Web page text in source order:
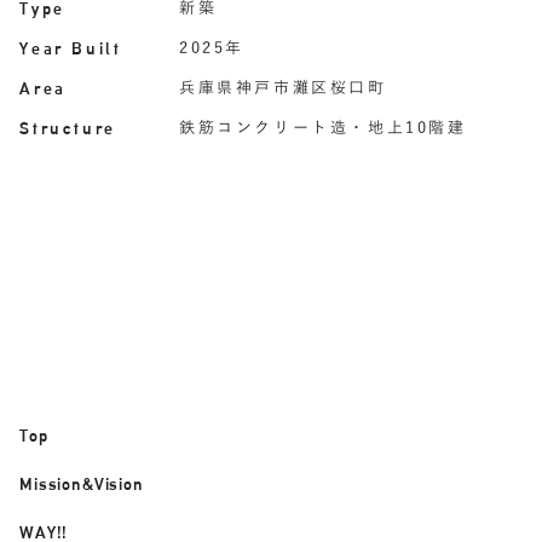
Type 新築
Year Built 2025年
Area 兵庫県神戸市灘区桜口町
Structure 鉄筋コンクリート造・地上10階建
Top
Mission&Vision
WAY!!